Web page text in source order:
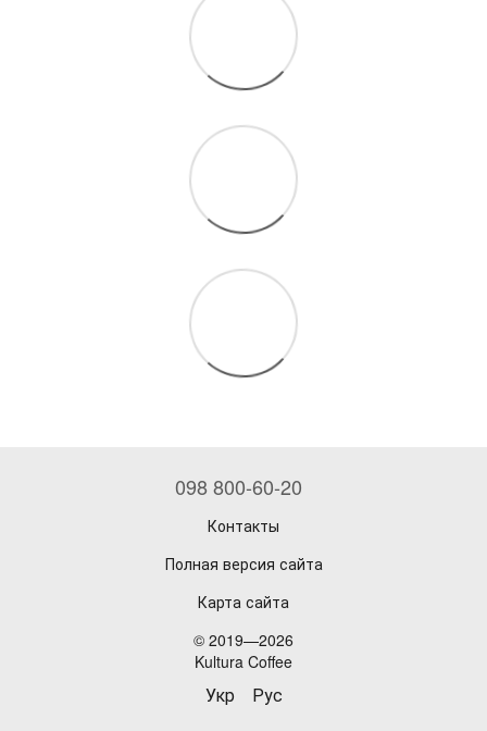
098 800-60-20
Контакты
Полная версия сайта
Карта сайта
© 2019—2026
Kultura Coffee
Укр Рус